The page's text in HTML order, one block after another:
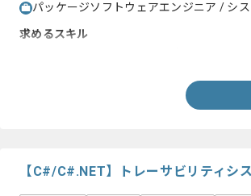
パッケージソフトウェアエンジニア / シ
求めるスキル
【C#/C#.NET】トレーサビリティシ